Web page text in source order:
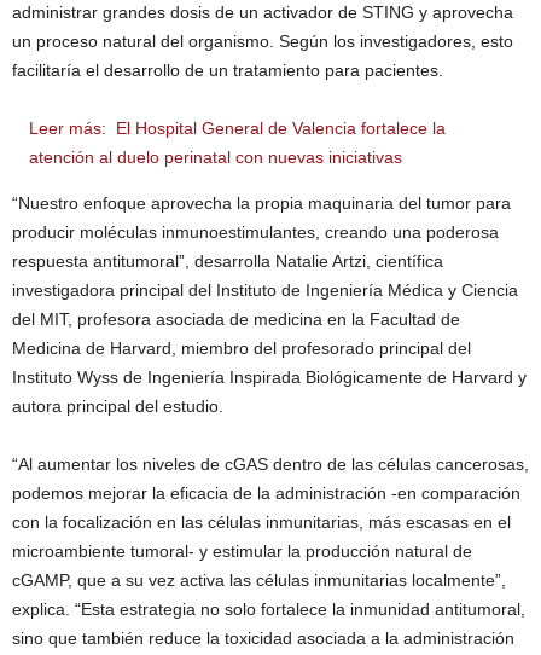
administrar grandes dosis de un activador de STING y aprovecha
un proceso natural del organismo. Según los investigadores, esto
facilitaría el desarrollo de un tratamiento para pacientes.
Leer más:
El Hospital General de Valencia fortalece la
atención al duelo perinatal con nuevas iniciativas
“Nuestro enfoque aprovecha la propia maquinaria del tumor para
producir moléculas inmunoestimulantes, creando una poderosa
respuesta antitumoral”, desarrolla Natalie Artzi, científica
investigadora principal del Instituto de Ingeniería Médica y Ciencia
del MIT, profesora asociada de medicina en la Facultad de
Medicina de Harvard, miembro del profesorado principal del
Instituto Wyss de Ingeniería Inspirada Biológicamente de Harvard y
autora principal del estudio.
“Al aumentar los niveles de cGAS dentro de las células cancerosas,
podemos mejorar la eficacia de la administración -en comparación
con la focalización en las células inmunitarias, más escasas en el
microambiente tumoral- y estimular la producción natural de
cGAMP, que a su vez activa las células inmunitarias localmente”,
explica. “Esta estrategia no solo fortalece la inmunidad antitumoral,
sino que también reduce la toxicidad asociada a la administración